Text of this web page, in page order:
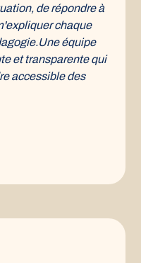
de répondre à
chaque
équipe
et transparente qui
accessible des